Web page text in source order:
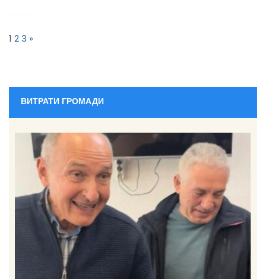
1 23 »
ВИТРАТИ ГРОМАДИ